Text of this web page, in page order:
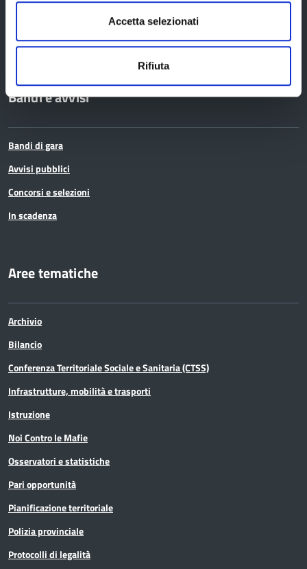
Accetta selezionati
Rifiuta
Elezioni
Bandi e avvisi
Bandi di gara
Avvisi pubblici
Concorsi e selezioni
In scadenza
Aree tematiche
Archivio
Bilancio
Conferenza Territoriale Sociale e Sanitaria (CTSS)
Infrastrutture, mobilità e trasporti
Istruzione
Noi Contro le Mafie
Osservatori e statistiche
Pari opportunità
Pianificazione territoriale
Polizia provinciale
Protocolli di legalità